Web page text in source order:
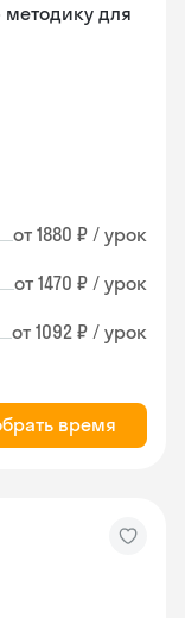
для
от 1880 ₽ / урок
от 1470 ₽ / урок
от 1092 ₽ / урок
время